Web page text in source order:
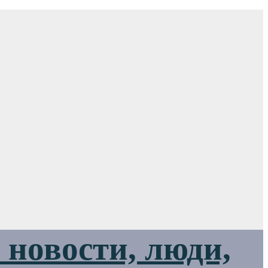
люди,